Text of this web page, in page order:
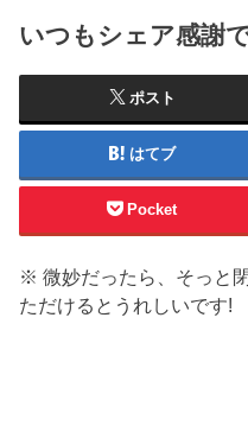
いつもシェア感謝
ポスト
はてブ
Pocket
※ 微妙だったら、そっと閉
ただけるとうれしいです!